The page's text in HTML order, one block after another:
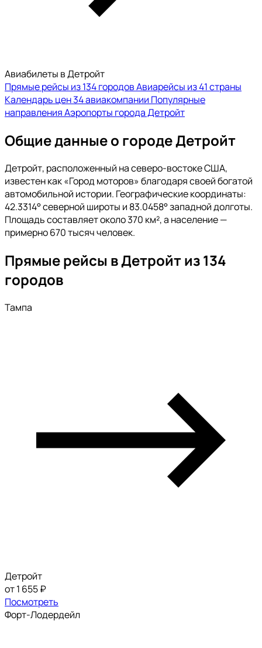
Авиабилеты в Детройт
Прямые рейсы из 134 городовАвиарейсы из 41 страны
Календарь цен34 авиакомпании Популярные
направленияАэропорты города Детройт
Общие данные о городе Детройт
Детройт, расположенный на северо-востоке США,
известен как «Город моторов» благодаря своей богатой
автомобильной истории. Географические координаты:
42.3314° северной широты и 83.0458° западной долготы.
Площадь составляет около 370 км², а население —
примерно 670 тысяч человек.
Прямые рейсы в Детройт из 134
городов
Тампа
Детройт
от 1 655 ₽
Посмотреть
Форт-Лодердейл